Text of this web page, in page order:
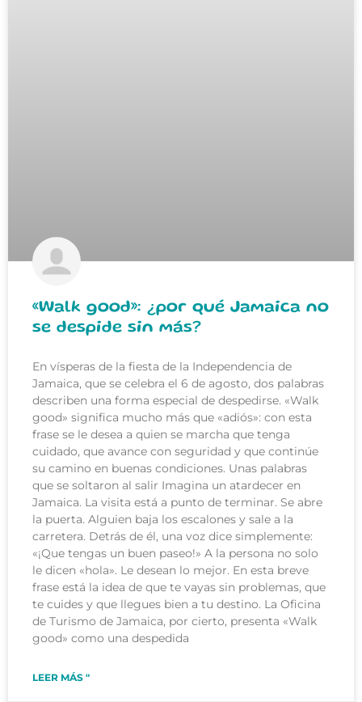
«Walk good»: ¿por qué Jamaica no
se despide sin más?
En vísperas de la fiesta de la Independencia de
Jamaica, que se celebra el 6 de agosto, dos palabras
describen una forma especial de despedirse. «Walk
good» significa mucho más que «adiós»: con esta
frase se le desea a quien se marcha que tenga
cuidado, que avance con seguridad y que continúe
su camino en buenas condiciones. Unas palabras
que se soltaron al salir Imagina un atardecer en
Jamaica. La visita está a punto de terminar. Se abre
la puerta. Alguien baja los escalones y sale a la
carretera. Detrás de él, una voz dice simplemente:
«¡Que tengas un buen paseo!» A la persona no solo
le dicen «hola». Le desean lo mejor. En esta breve
frase está la idea de que te vayas sin problemas, que
te cuides y que llegues bien a tu destino. La Oficina
de Turismo de Jamaica, por cierto, presenta «Walk
good» como una despedida
LEER MÁS "